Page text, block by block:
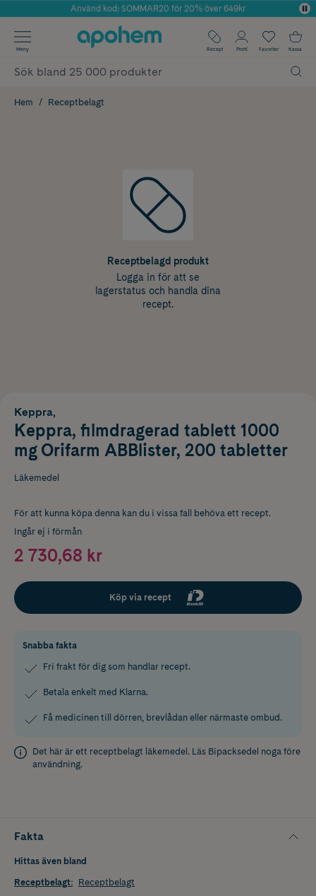
Årets Butik 2025 inom Skönhet
Använd kod: SOMMAR20 för 20% över 649kr
✓ Fri frakt
✓ Poäng på alla köp*
Meny Recept Profil Favoriter Kassa
Hem Receptbelagt
Receptbelagd produkt
Logga in för att se
lagerstatus och handla dina
recept.
Keppra,
Keppra, filmdragerad tablett 1000
mg Orifarm ABBlister, 200 tabletter
Läkemedel
För att kunna köpa denna kan du i vissa fall behöva ett recept.
Ingår ej i förmån
2 730,68 kr
Köp via recept
Snabba fakta
Fri frakt för dig som handlar recept.
Betala enkelt med Klarna.
Få medicinen till dörren, brevlådan eller närmaste ombud.
Det här är ett receptbelagt läkemedel. Läs Bipacksedel noga före
användning.
Fakta
Hittas även bland
Receptbelagt: Receptbelagt